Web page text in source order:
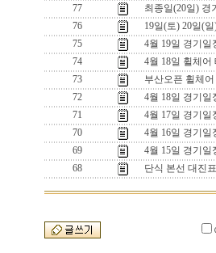
77
최종일(20일) 경
76
19일(토) 20일(
75
4월 19일 경기일
74
4월 18일 휠체어
73
부산오픈 휠체
72
4월 18일 경기일
71
4월 17일 경기일
70
4월 16일 경기일
69
4월 15일 경기일
68
단식 본선 대진표